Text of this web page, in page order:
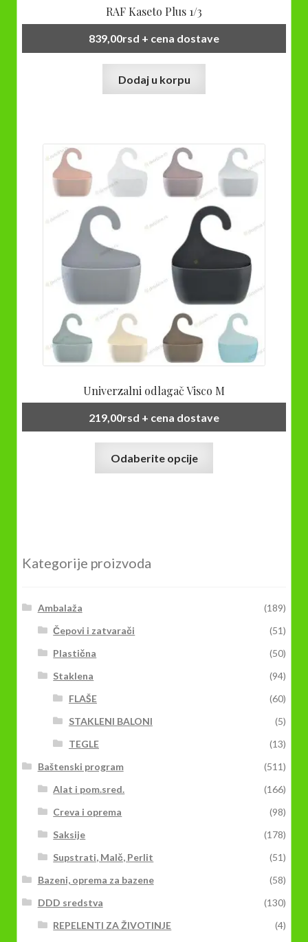
RAF Kaseto Plus 1/3
839,00rsd + cena dostave
Dodaj u korpu
Univerzalni odlagač Visco M
219,00rsd + cena dostave
Odaberite opcije
Kategorije proizvoda
Ambalaža
(189)
Čepovi i zatvarači
(51)
Plastična
(50)
Staklena
(94)
FLAŠE
(60)
STAKLENI BALONI
(5)
TEGLE
(13)
Baštenski program
(511)
Alat i pom.sred.
(166)
Creva i oprema
(98)
Saksije
(178)
Supstrati, Malč, Perlit
(51)
Bazeni, oprema za bazene
(58)
DDD sredstva
(130)
REPELENTI ZA ŽIVOTINJE
(4)